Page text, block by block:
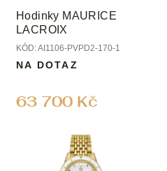
o
d
u
k
ů
Hodinky MAURICE
LACROIX
KÓD:AI1106-PVPD2-170-1
63 700 Kč
NA DOTAZ